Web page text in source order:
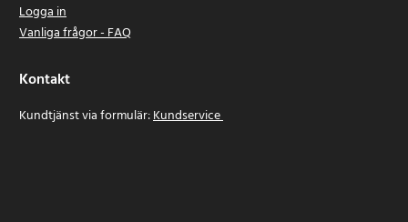
Logga in
Vanliga frågor - FAQ
Kontakt
Kundtjänst via formulär:Kundservice